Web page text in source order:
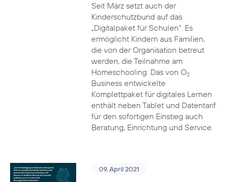
Seit März setzt auch der
Kinderschutzbund auf das
„Digitalpaket für Schulen“. Es
ermöglicht Kindern aus Familien,
die von der Organisation betreut
werden, die Teilnahme am
Homeschooling. Das von O2
Business entwickelte
Komplettpaket für digitales Lernen
enthält neben Tablet und Datentarif
für den sofortigen Einstieg auch
Beratung, Einrichtung und Service.
09. April 2021